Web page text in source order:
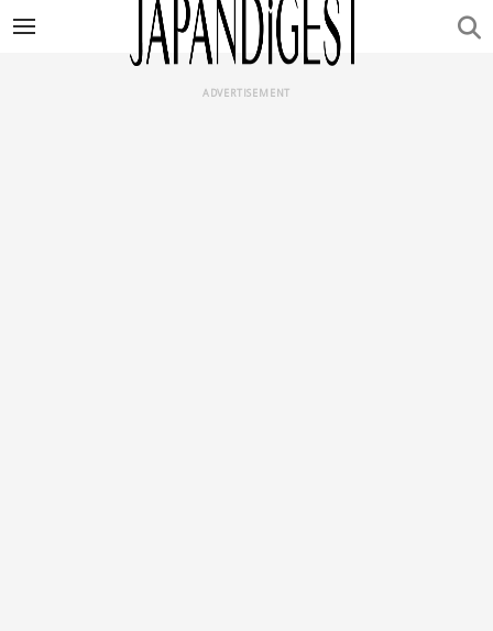
ADVERTISEMENT